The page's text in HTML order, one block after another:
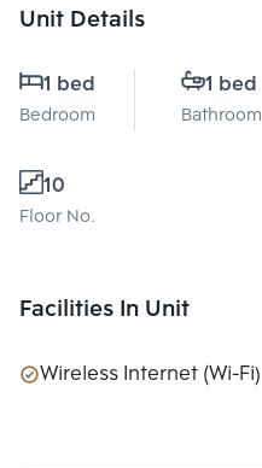
Unit Details
1 bed
Bedroom
1 bed
Bathroom
10
Floor No.
Facilities In Unit
Wireless Internet (Wi-Fi)